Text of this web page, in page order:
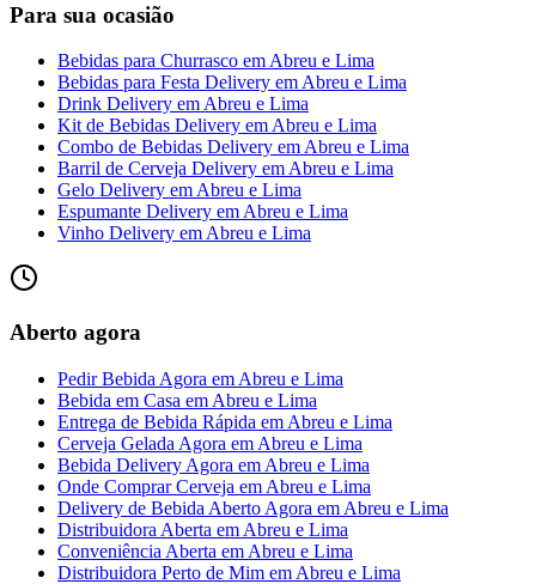
Para sua ocasião
Bebidas para Churrasco emAbreu e Lima
Bebidas para Festa Delivery emAbreu e Lima
Drink Delivery emAbreu e Lima
Kit de Bebidas Delivery emAbreu e Lima
Combo de Bebidas Delivery emAbreu e Lima
Barril de Cerveja Delivery emAbreu e Lima
Gelo Delivery emAbreu e Lima
Espumante Delivery emAbreu e Lima
Vinho Delivery emAbreu e Lima
Aberto agora
Pedir Bebida Agora em Abreu e Lima
Bebida em Casa em Abreu e Lima
Entrega de Bebida Rápida em Abreu e Lima
Cerveja Gelada Agora em Abreu e Lima
Bebida Delivery Agora em Abreu e Lima
Onde Comprar Cerveja em Abreu e Lima
Delivery de Bebida Aberto Agora em Abreu e Lima
Distribuidora Aberta em Abreu e Lima
Conveniência Aberta em Abreu e Lima
Distribuidora Perto de Mim em Abreu e Lima